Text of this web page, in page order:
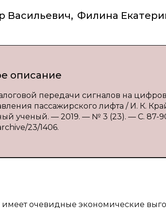
Васильевич, Филина
описание
передачи сигналов на
пассажирского лифта / И. К.
ученый. — 2019. — № 3 (23). — С. 87-
23/1406.
имеет очевидные экономические